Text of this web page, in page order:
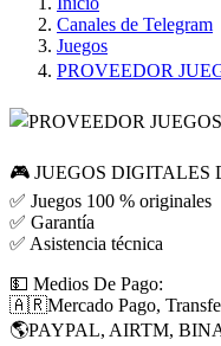
Canales de Telegram
Juegos
PROVEEDOR
🎮 JUEGOS DIGITALES
✅ Juegos 100 % originales
✅ Garantía
✅ Asistencia técnica
💵 Medios De Pago:
🇦🇷Mercado Pago,
🌎PAYPAL, AIRTM,